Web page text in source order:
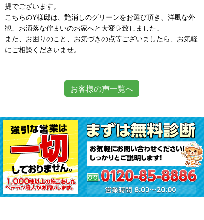
提でございます。
こちらのY様邸は、艶消しのグリーンをお選び頂き、洋風な外
観、お洒落な佇まいのお家へと大変身致しました。
また、お困りのこと、お気づきの点等ございましたら、お気軽
にご相談くださいませ。
お客様の声一覧へ